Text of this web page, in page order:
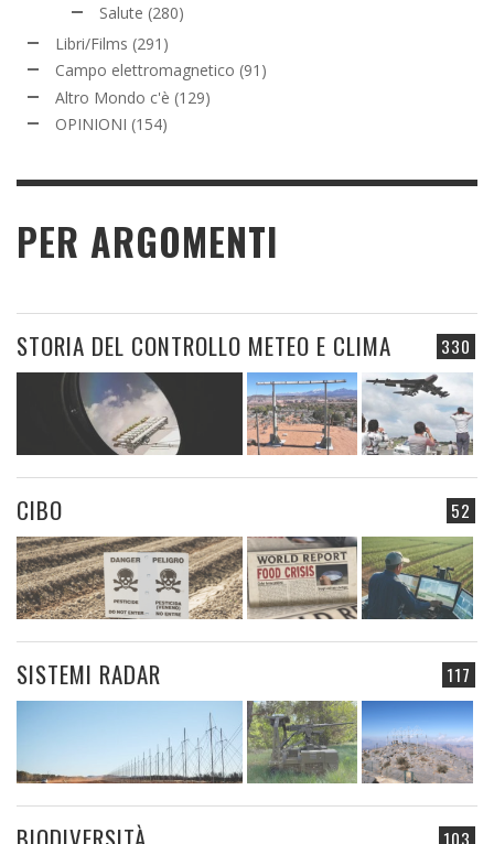
Salute (280)
Libri/Films (291)
Campo elettromagnetico (91)
Altro Mondo c'è (129)
OPINIONI (154)
PER ARGOMENTI
330
STORIA DEL CONTROLLO METEO E CLIMA
52
CIBO
117
SISTEMI RADAR
103